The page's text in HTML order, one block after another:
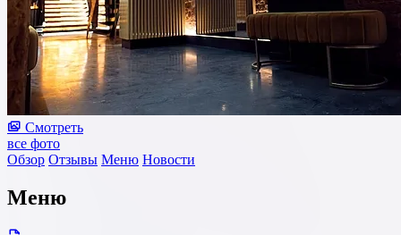
Смотреть
все фото
Обзор Отзывы Меню Новости
Меню